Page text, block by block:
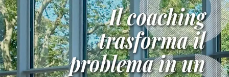
del
CCA
Italia
Charbel
Ibrahim
Debora